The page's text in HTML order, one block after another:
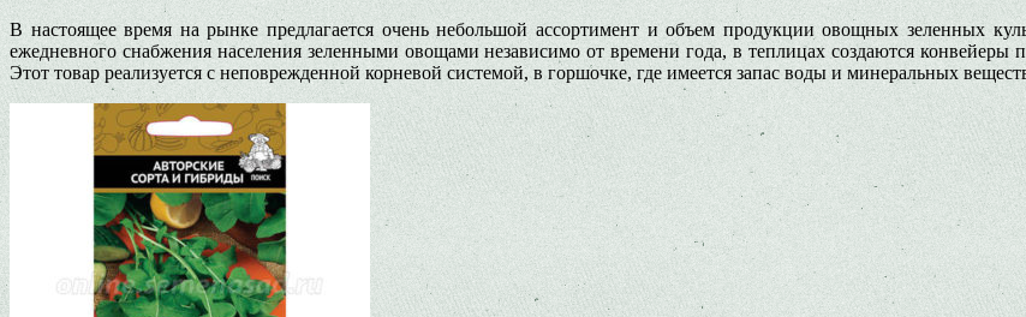
В настоящее время на рынке предлагается очень небольшой ассортимент и объем продукции овощных зеленных
ежедневного снабжения населения зеленными овощами независимо от времени года, в теплицах создаются
Этот товар реализуется с неповрежденной корневой системой, в горшочке, где имеется запас воды и минеральных